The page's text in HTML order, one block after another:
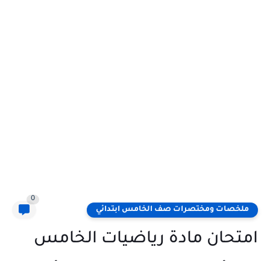
ملخصات ومختصرات صف الخامس ابتدائي
0
امتحان مادة رياضيات الخامس